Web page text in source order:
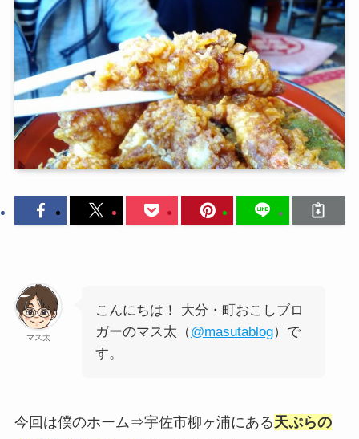
マス太
こんにちは！ 大分・町おこしブロ
ガーのマス太（@masutablog）で
す。
今回は僕のホーム⇒宇佐市柳ヶ浦にある天ぷらの